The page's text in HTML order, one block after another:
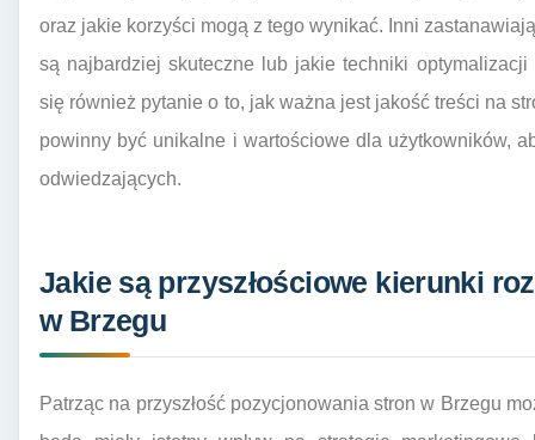
oraz jakie korzyści mogą z tego wynikać. Inni
są najbardziej skuteczne lub jakie techniki
się również pytanie o to, jak ważna jest jakość treści na
powinny być unikalne i wartościowe dla użytkowników,
odwiedzających.
Jakie są przyszłościowe kierunki
w Brzegu
Patrząc na przyszłość pozycjonowania stron w Brzegu